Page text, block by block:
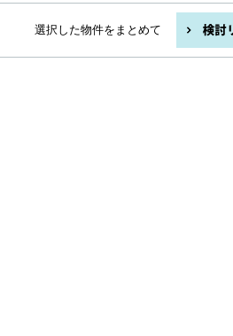
選択した物件をまとめて